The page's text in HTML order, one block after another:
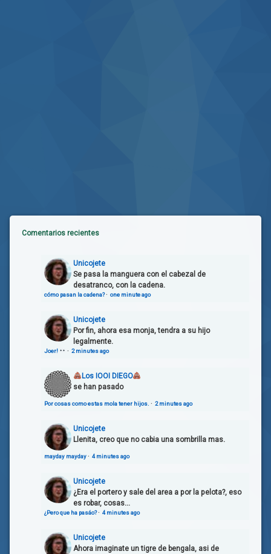
Comentarios recientes
Unicojete
Se pasa la manguera con el cabezal de
desatranco, con la cadena.
cómo pasan la cadena?· one minute ago
Unicojete
Por fin, ahora esa monja, tendra a su hijo
legalmente.
Joer! · 2 minutes ago
Los IOOI DIEGO
se han pasado
Por cosas como estas mola tener hijos. · 2 minutes ago
Unicojete
Llenita, creo que no cabia una sombrilla mas.
mayday mayday· 4 minutes ago
Unicojete
¿Era el portero y sale del area a por la pelota?, eso
es robar, cosas...
¿Pero que ha pasáo?· 4 minutes ago
Unicojete
Ahora imaginate un tigre de bengala, asi de